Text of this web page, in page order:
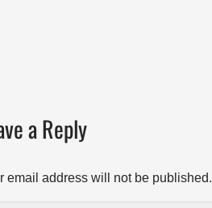
a Reply
email address will not be published.